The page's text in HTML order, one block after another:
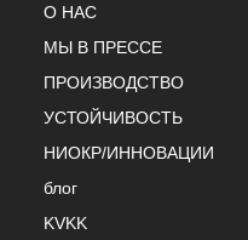
О НАС
МЫ В ПРЕССЕ
ПРОИЗВОДСТВО
УСТОЙЧИВОСТЬ
НИОКР/ИННОВАЦИИ
блог
KVKK